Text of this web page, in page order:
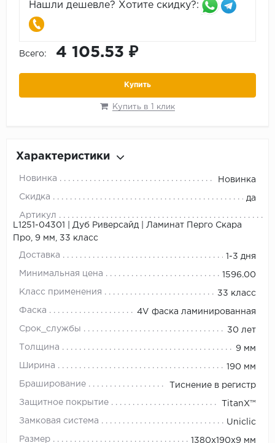
Нашли дешевле? Хотите скидку?:
Всего: 4 105.53 ₽
Купить
Купить в 1 клик
Характеристики
Новинка Новинка
Скидка да
Артикул
L1251-04301 | Дуб Риверсайд | Ламинат Перго Скара
Про, 9 мм, 33 класс
Доставка 1-3 дня
Минимальная цена 1596.00
Класс применения 33 класс
Фаска 4V фаска ламинированная
Срок_службы 30 лет
Толщина 9 мм
Ширина 190 мм
Браширование Тиснение в регистр
Защитное покрытие TitanX™
Замковая система Uniclic
Размер 1380х190х9 мм